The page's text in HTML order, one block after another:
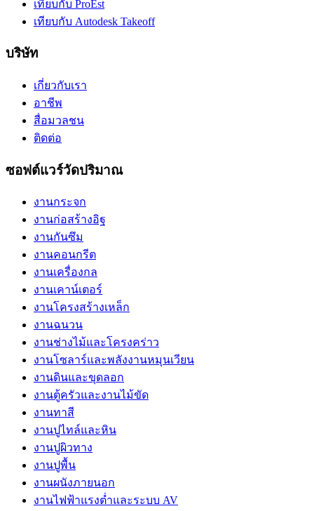
เทียบกับ ProEst
เทียบกับ Autodesk Takeoff
บริษัท
เกี่ยวกับเรา
อาชีพ
สื่อมวลชน
ติดต่อ
ซอฟต์แวร์วัดปริมาณ
งานกระจก
งานก่อสร้างอิฐ
งานกันซึม
งานคอนกรีต
งานเครื่องกล
งานเคาน์เตอร์
งานโครงสร้างเหล็ก
งานฉนวน
งานช่างไม้และโครงคร่าว
งานโซลาร์และพลังงานหมุนเวียน
งานดินและขุดลอก
งานตู้ครัวและงานไม้ขัด
งานทาสี
งานปูไทล์และหิน
งานปูผิวทาง
งานปูพื้น
งานผนังภายนอก
งานไฟฟ้าแรงต่ำและระบบ AV